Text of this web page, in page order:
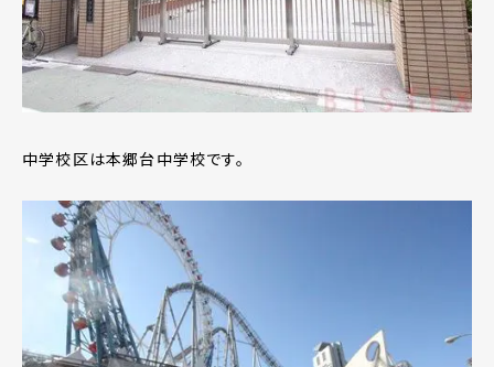
中学校区は本郷台中学校です。